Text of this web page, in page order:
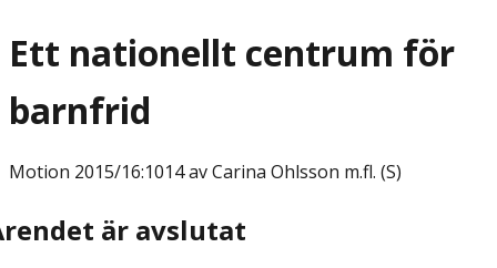
Ett nationellt centrum för
barnfrid
Motion 2015/16:1014 av Carina Ohlsson m.fl. (S)
är avslutat